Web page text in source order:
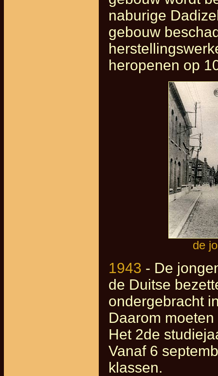
naburige
gebouw
heropenen op
de
1943 - De
de Duitse
ondergebracht
Daarom
Het 2de
Vanaf 6
klassen.